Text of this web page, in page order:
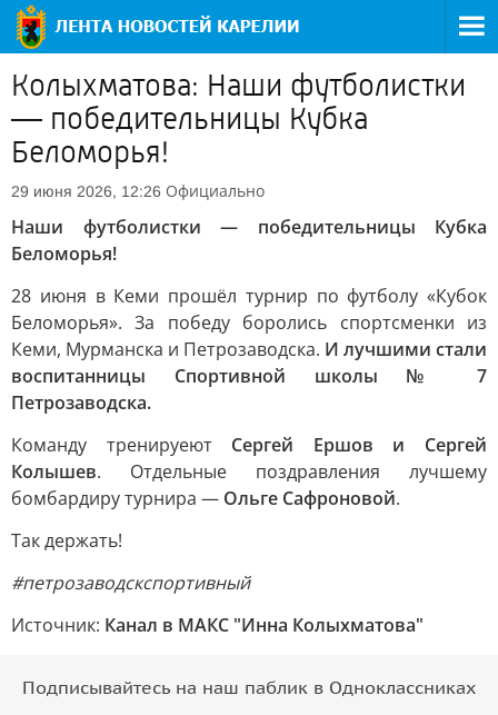
Колыхматова: Наши футболистки
— победительницы Кубка
Беломорья!
29 июня 2026, 12:26 Официально
Наши футболистки — победительницы Кубка
Беломорья!
28 июня в Кеми прошёл турнир по футболу «Кубок
Беломорья». За победу боролись спортсменки из
Кеми, Мурманска и Петрозаводска. И лучшими стали
воспитанницы Спортивной школы № 7
Петрозаводска.
Команду тренируеют Сергей Ершов и Сергей
Колышев. Отдельные поздравления лучшему
бомбардиру турнира — Ольге Сафроновой.
Так держать!
#петрозаводскспортивный
Источник: Канал в МАКС "Инна Колыхматова"
Подписывайтесь на наш паблик в Одноклассниках